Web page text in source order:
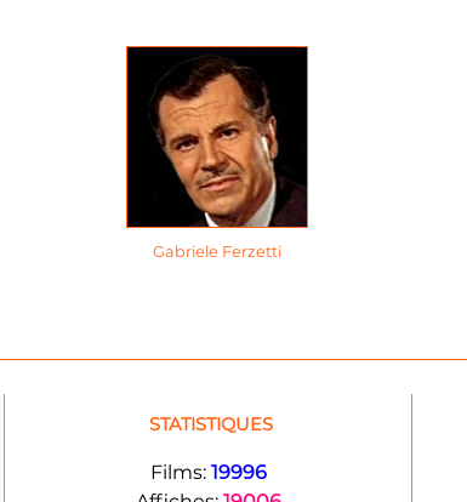
Gabriele Ferzetti
STATISTIQUES
Films: 19996